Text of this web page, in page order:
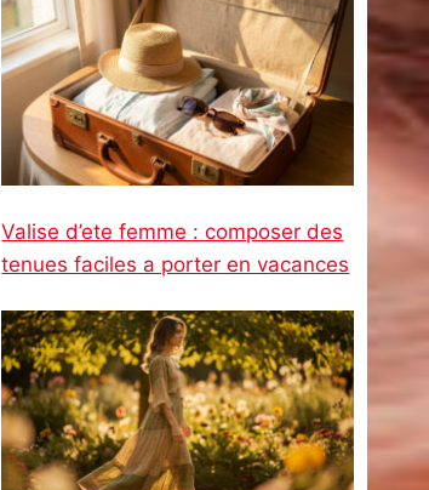
Valise d’ete femme : composer des
tenues faciles a porter en vacances